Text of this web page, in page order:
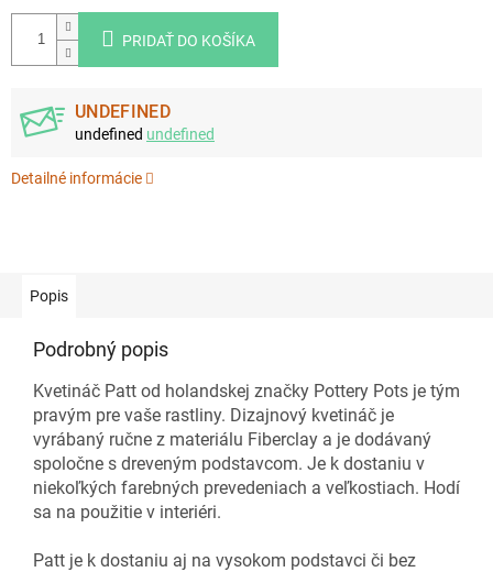
PRIDAŤ DO KOŠÍKA
UNDEFINED
undefined undefined
Detailné informácie
Popis
Podrobný popis
Kvetináč Patt od holandskej značky Pottery Pots je tým
pravým pre vaše rastliny. Dizajnový kvetináč je
vyrábaný ručne z materiálu Fiberclay a je dodávaný
spoločne s dreveným podstavcom. Je k dostaniu v
niekoľkých farebných prevedeniach a veľkostiach. Hodí
sa na použitie v interiéri.
Patt je k dostaniu aj na vysokom podstavci či bez